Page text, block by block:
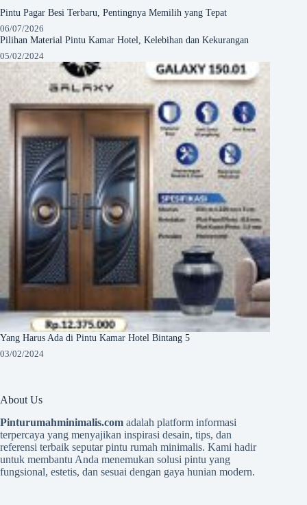
Pintu Pagar Besi Terbaru, Pentingnya Memilih yang Tepat
06/07/2026
Pilihan Material Pintu Kamar Hotel, Kelebihan dan Kekurangan
05/02/2024
Yang Harus Ada di Pintu Kamar Hotel Bintang 5
03/02/2024
About Us
Pinturumahminimalis.com adalah platform informasi
terpercaya yang menyajikan inspirasi desain, tips, dan
referensi terbaik seputar pintu rumah minimalis. Kami hadir
untuk membantu Anda menemukan solusi pintu yang
fungsional, estetis, dan sesuai dengan gaya hunian modern.